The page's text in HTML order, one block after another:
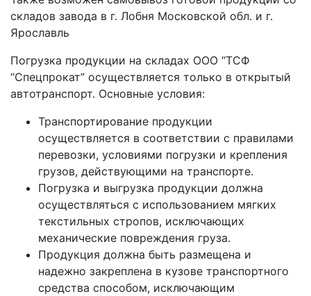
складов завода в г. Лобня Московской обл. и г.
Ярославль
Погрузка продукции на складах ООО “ТСФ
“Спецпрокат” осуществляется только в открытый
автотранспорт. Основные условия:
Транспортирование продукции
осуществляется в соответствии с правилами
перевозки, условиями погрузки и крепления
грузов, действующими на транспорте.
Погрузка и выгрузка продукции должна
осуществляться с использованием мягких
текстильных стропов, исключающих
механические повреждения груза.
Продукция должна быть размещена и
надежно закреплена в кузове транспортного
средства способом, исключающим